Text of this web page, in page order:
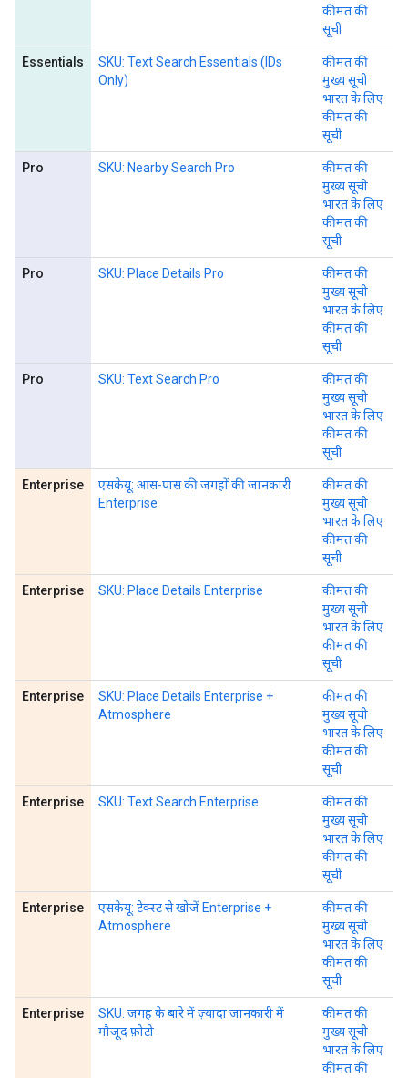
कीमत की
सूची
Essentials
SKU: Text Search Essentials (IDs
Only)
कीमत की
मुख्य सूची
भारत के लिए
कीमत की
सूची
Pro SKU: Nearby Search Pro
कीमत की
मुख्य सूची
भारत के लिए
कीमत की
सूची
Pro SKU: Place Details Pro
कीमत की
मुख्य सूची
भारत के लिए
कीमत की
सूची
Pro SKU: Text Search Pro
कीमत की
मुख्य सूची
भारत के लिए
कीमत की
सूची
Enterprise
एसकेयू: आस-पास की जगहों की जानकारी
Enterprise
कीमत की
मुख्य सूची
भारत के लिए
कीमत की
सूची
Enterprise SKU: Place Details Enterprise
कीमत की
मुख्य सूची
भारत के लिए
कीमत की
सूची
Enterprise
SKU: Place Details Enterprise +
Atmosphere
कीमत की
मुख्य सूची
भारत के लिए
कीमत की
सूची
Enterprise SKU: Text Search Enterprise
कीमत की
मुख्य सूची
भारत के लिए
कीमत की
सूची
Enterprise
एसकेयू: टेक्स्ट से खोजें Enterprise +
Atmosphere
कीमत की
मुख्य सूची
भारत के लिए
कीमत की
सूची
Enterprise
SKU: जगह के बारे में ज़्यादा जानकारी में
मौजूद फ़ोटो
कीमत की
मुख्य सूची
भारत के लिए
कीमत की